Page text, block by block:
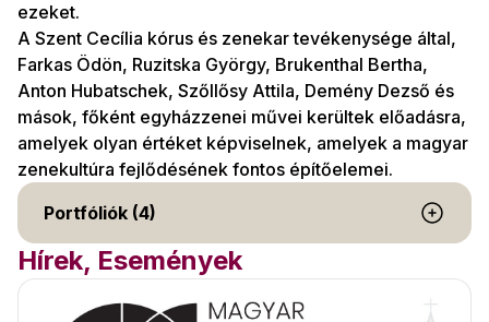
ezeket.
A Szent Cecília kórus és zenekar tevékenysége által,
Farkas Ödön, Ruzitska György, Brukenthal Bertha,
Anton Hubatschek, Szőllősy Attila, Demény Dezső és
mások, főként egyházzenei művei kerültek előadásra,
amelyek olyan értéket képviselnek, amelyek a magyar
zenekultúra fejlődésének fontos építőelemei.
Portfóliók (4)
Hírek, Események